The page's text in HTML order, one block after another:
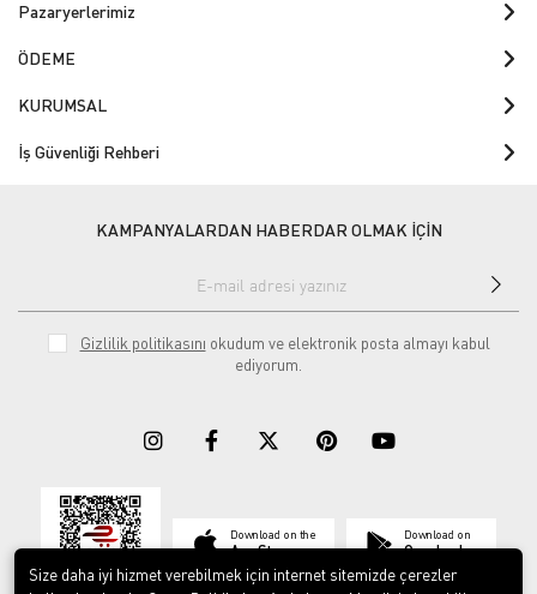
Pazaryerlerimiz
ÖDEME
KURUMSAL
İş Güvenliği Rehberi
KAMPANYALARDAN HABERDAR OLMAK İÇİN
Gizlilik politikasını okudum ve elektronik posta almayı kabul
ediyorum.
Download on the
App Store
Download on
Google play
Size daha iyi hizmet verebilmek için internet sitemizde çerezler